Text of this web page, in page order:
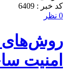
کد خبر : 6409
0 نظر
روش‌های
امنیت